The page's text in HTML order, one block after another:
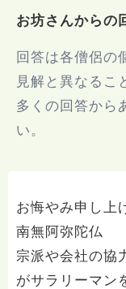
お坊さんからの
回答は各僧侶の
見解と異なるこ
多くの回答から
い。
お悔やみ申し上
南無阿弥陀仏
宗派や会社の協
がサラリーマン